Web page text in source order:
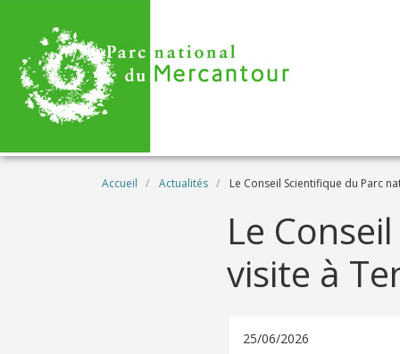
Fil d'Ariane
Accueil Actualités Le Conseil Scientifique du Parc
Le
visite à
25/06/2026